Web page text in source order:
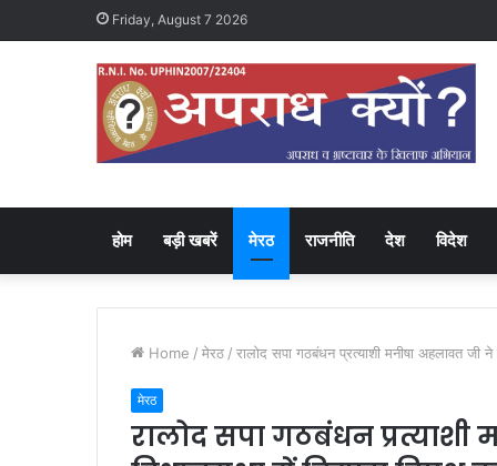
Friday, August 7 2026
होम बड़ी खबरें मेरठ राजनीति देश विदेश
Home / मेरठ / रालोद सपा गठबंधन प्रत्याशी मनीषा अहलावत जी
मेरठ
रालोद सपा गठबंधन